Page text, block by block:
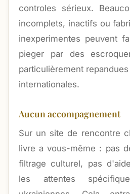
controles sérieux.
incomplets, inactifs ou
inexperimentes peuvent
pieger par des
particulièrement
internationales.
Aucun accompagnement
Sur un site de rencontre
livre a vous-même : pas
filtrage culturel, pas
les attentes